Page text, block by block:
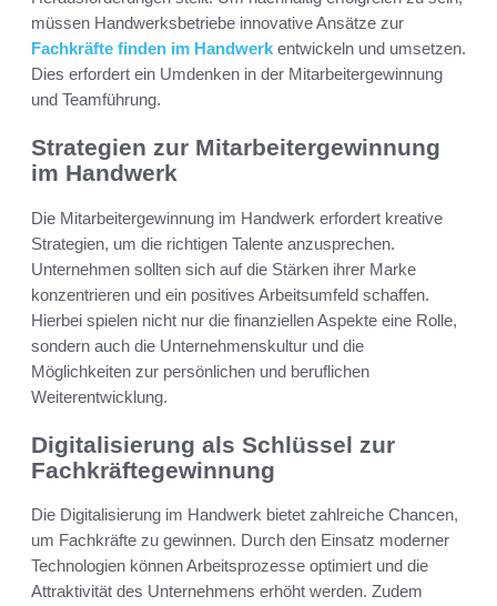
müssen Handwerksbetriebe innovative Ansätze zur
Fachkräfte finden im Handwerk entwickeln und umsetzen.
Dies erfordert ein Umdenken in der Mitarbeitergewinnung
und Teamführung.
Strategien zur Mitarbeitergewinnung
im Handwerk
Die Mitarbeitergewinnung im Handwerk erfordert kreative
Strategien, um die richtigen Talente anzusprechen.
Unternehmen sollten sich auf die Stärken ihrer Marke
konzentrieren und ein positives Arbeitsumfeld schaffen.
Hierbei spielen nicht nur die finanziellen Aspekte eine Rolle,
sondern auch die Unternehmenskultur und die
Möglichkeiten zur persönlichen und beruflichen
Weiterentwicklung.
Digitalisierung als Schlüssel zur
Fachkräftegewinnung
Die Digitalisierung im Handwerk bietet zahlreiche Chancen,
um Fachkräfte zu gewinnen. Durch den Einsatz moderner
Technologien können Arbeitsprozesse optimiert und die
Attraktivität des Unternehmens erhöht werden. Zudem